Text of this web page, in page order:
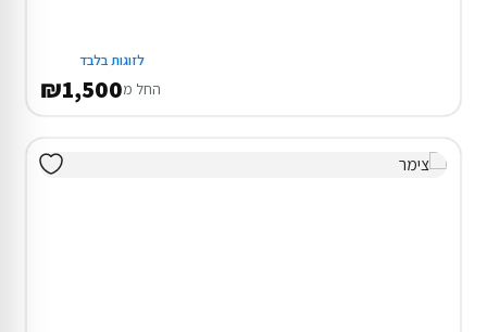
לזוגות בלבד
החל מ₪1,500